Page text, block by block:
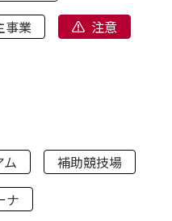
事業
注意
ム
補助競技場
ナ